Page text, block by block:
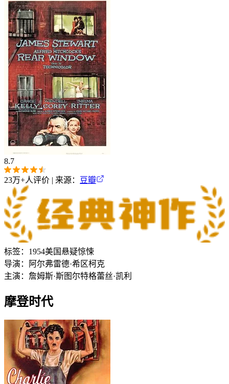
8.7
23万+人评价 | 来源： 豆瓣
标签： 1954美国 悬疑惊悚
导演：
阿尔弗雷德·希区柯克
主演： 詹姆斯·斯图尔特格蕾丝·凯利
摩登时代